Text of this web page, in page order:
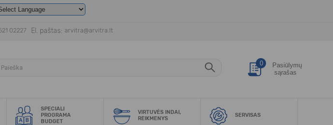
02227 El. paštas: arvitra@arvitra.lt
0
Pasiūlymų
sąrašas
SPECIALI
PROGRAMA
BUDGET
VIRTUVĖS INDAI,
REIKMENYS
SERVISAS